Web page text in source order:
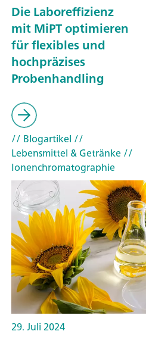
Die Laboreffizienz
mit MiPT optimieren
für flexibles und
hochpräzises
Probenhandling
// Blogartikel //
Lebensmittel & Getränke//
Ionenchromatographie
29. Juli 2024